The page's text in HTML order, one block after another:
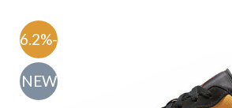
-46.2%
NEW